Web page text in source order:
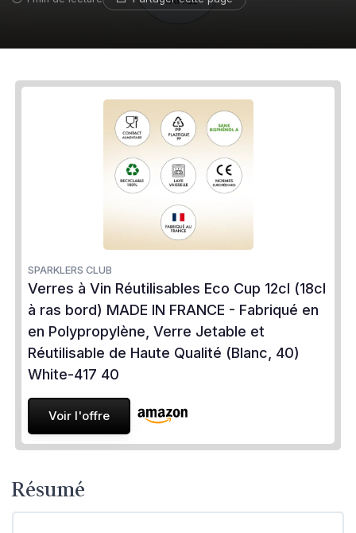
SPARKLERS CLUB
Verres à Vin Réutilisables Eco Cup 12cl (18cl
à ras bord) MADE IN FRANCE - Fabriqué en
en Polypropylène, Verre Jetable et
Réutilisable de Haute Qualité (Blanc, 40)
White-417 40
Voir l'offre
Résumé